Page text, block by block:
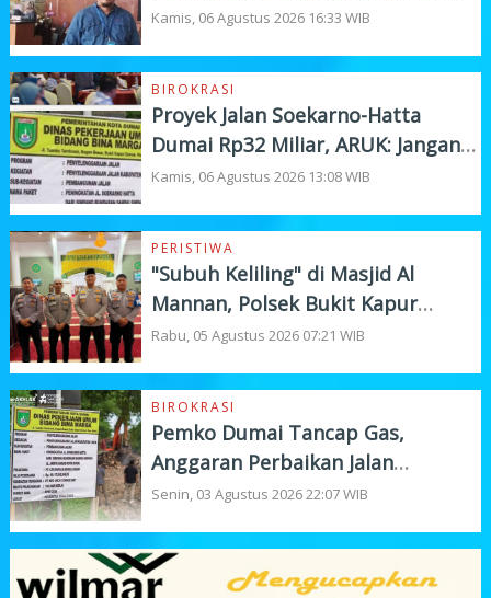
"Bola" Ada di APH
Kamis, 06 Agustus 2026 16:33 WIB
BIROKRASI
Proyek Jalan Soekarno-Hatta
Dumai Rp32 Miliar, ARUK: Jangan
Korbankan Kualitas Demi Kejar
Kamis, 06 Agustus 2026 13:08 WIB
PERISTIWA
"Subuh Keliling" di Masjid Al
Mannan, Polsek Bukit Kapur
Tampung Curhat Warga
Rabu, 05 Agustus 2026 07:21 WIB
BIROKRASI
Pemko Dumai Tancap Gas,
Anggaran Perbaikan Jalan
Nasional Rp19,1 Milyar
Senin, 03 Agustus 2026 22:07 WIB